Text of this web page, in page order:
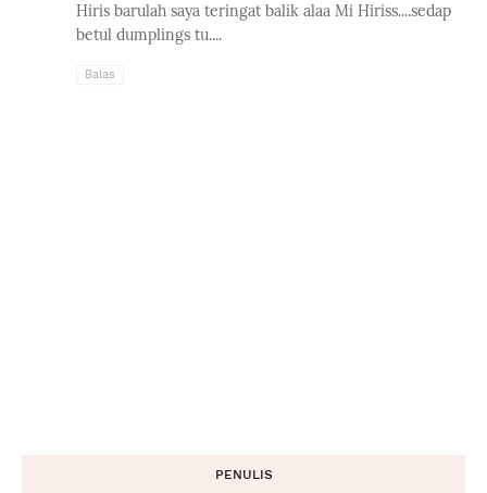
Hiris barulah saya teringat balik alaa Mi Hiriss....sedap
betul dumplings tu....
Balas
PENULIS